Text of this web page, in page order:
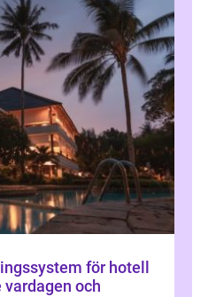
för hotell
och